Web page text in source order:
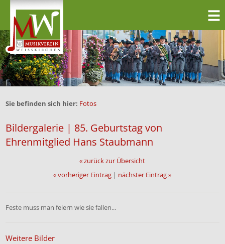
Sie befinden sich hier: Fotos
Bildergalerie | 85. Geburtstag von
Ehrenmitglied Hans Staubmann
« zurück zur Übersicht
« vorheriger Eintrag | nächster Eintrag »
Feste muss man feiern wie sie fallen...
Weitere Bilder